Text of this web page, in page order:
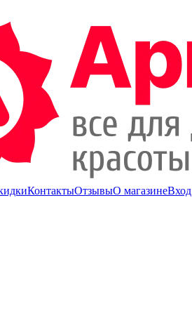
КонтактыОтзывыО магазинеВход